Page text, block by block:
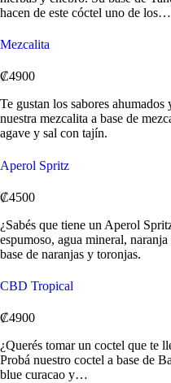
hacen de este cóctel uno de los…
Mezcalita
₡4900
Te gustan los sabores
nuestra mezcalita a base de
agave y sal con tajín.
Aperol Spritz
₡4500
¿Sabés que tiene un Aperol
espumoso, agua mineral,
base de naranjas y toronjas.
CBD Tropical
₡4900
¿Querés tomar un coctel que te
Probá nuestro coctel a base de
blue curacao y…